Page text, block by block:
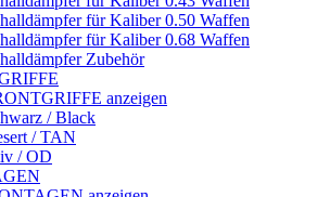
für Kaliber 0.50 Waffen
für Kaliber 0.68 Waffen
Zubehör
anzeigen
/ Black
/ TAN
/ OD